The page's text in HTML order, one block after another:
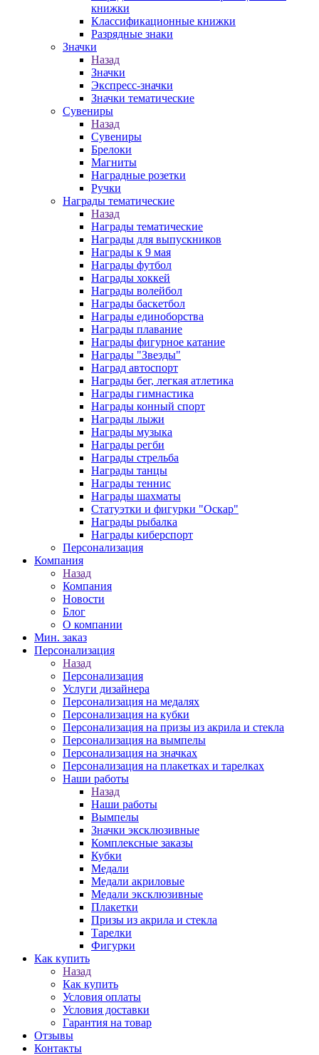
книжки
Классификационные книжки
Разрядные знаки
Значки
Назад
Значки
Экспресс-значки
Значки тематические
Сувениры
Назад
Сувениры
Брелоки
Магниты
Наградные розетки
Ручки
Награды тематические
Назад
Награды тематические
Награды для выпускников
Награды к 9 мая
Награды футбол
Награды хоккей
Награды волейбол
Награды баскетбол
Награды единоборства
Награды плавание
Награды фигурное катание
Награды "Звезды"
Наград автоспорт
Награды бег, легкая атлетика
Награды гимнастика
Награды конный спорт
Награды лыжи
Награды музыка
Награды регби
Награды стрельба
Награды танцы
Награды теннис
Награды шахматы
Статуэтки и фигурки "Оскар"
Награды рыбалка
Награды киберспорт
Персонализация
Компания
Назад
Компания
Новости
Блог
О компании
Мин. заказ
Персонализация
Назад
Персонализация
Услуги дизайнера
Персонализация на медалях
Персонализация на кубки
Персонализация на призы из акрила и стекла
Персонализация на вымпелы
Персонализация на значках
Персонализация на плакетках и тарелках
Наши работы
Назад
Наши работы
Вымпелы
Значки эксклюзивные
Комплексные заказы
Кубки
Медали
Медали акриловые
Медали эксклюзивные
Плакетки
Призы из акрила и стекла
Тарелки
Фигурки
Как купить
Назад
Как купить
Условия оплаты
Условия доставки
Гарантия на товар
Отзывы
Контакты